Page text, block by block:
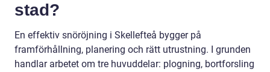
stad?
En effektiv snöröjning i Skellefteå bygger på
framförhållning, planering och rätt utrustning. I grunden
handlar arbetet om tre huvuddelar: plogning, bortforsling